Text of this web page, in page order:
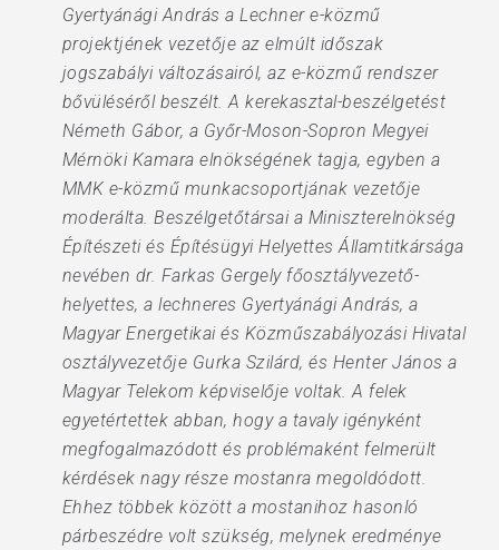
Gyertyánági András a Lechner e-közmű
projektjének vezetője az elmúlt időszak
jogszabályi változásairól, az e-közmű rendszer
bővüléséről beszélt. A kerekasztal-beszélgetést
Németh Gábor, a Győr-Moson-Sopron Megyei
Mérnöki Kamara elnökségének tagja, egyben a
MMK e-közmű munkacsoportjának vezetője
moderálta. Beszélgetőtársai a Miniszterelnökség
Építészeti és Építésügyi Helyettes Államtitkársága
nevében dr. Farkas Gergely főosztályvezető-
helyettes, a lechneres Gyertyánági András, a
Magyar Energetikai és Közműszabályozási Hivatal
osztályvezetője Gurka Szilárd, és Henter János a
Magyar Telekom képviselője voltak. A felek
egyetértettek abban, hogy a tavaly igényként
megfogalmazódott és problémaként felmerült
kérdések nagy része mostanra megoldódott.
Ehhez többek között a mostanihoz hasonló
párbeszédre volt szükség, melynek eredménye